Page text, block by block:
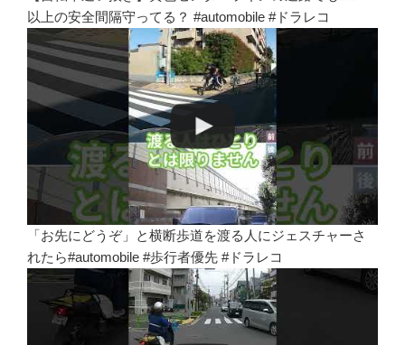
以上の安全間隔守ってる？ #automobile #ドラレコ
「お先にどうぞ」と横断歩道を渡る人にジェスチャーさ
れたら#automobile #歩行者優先 #ドラレコ